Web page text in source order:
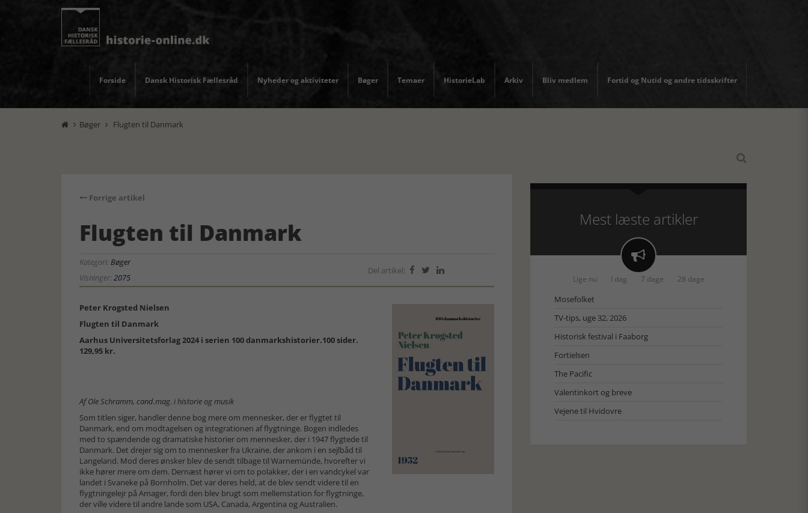
Forside Dansk Historisk Fællesråd Nyheder og aktiviteter Bøger Temaer HistorieLab Arkiv Bliv medlem Fortid og Nutid og andre tidsskrifter
 Bøger  Flugten til Danmark

Forrige artikel
Flugten til Danmark
Kategori:Bøger
Visninger:2075
Del artikel:   
Peter Krogsted Nielsen
Flugten til Danmark
Aarhus Universitetsforlag 2024 i serien 100 danmarkshistorier.100 sider.
129,95 kr.
Af Ole Schramm, cand.mag. i historie og musik
Som titlen siger, handler denne bog mere om mennesker, der er flygtet til
Danmark, end om modtagelsen og integrationen af flygtninge. Bogen indledes
med to spændende og dramatiske historier om mennesker, der i 1947 flygtede til
Danmark. Det drejer sig om to mennesker fra Ukraine, der ankom i en sejlbåd til
Langeland. Mod deres ønsker blev de sendt tilbage til Warnemünde, hvorefter vi
ikke hører mere om dem. Dernæst hører vi om to polakker, der i en vandcykel var
landet i Svaneke på Bornholm. Det var deres held, at de blev sendt videre til en
flygtningelejr på Amager, fordi den blev brugt som mellemstation for flygtninge,
der ville videre til andre lande som USA, Canada, Argentina og Australien.
Mest læste artikler

Lige nu I dag 7 dage 28 dage
Mosefolket
TV-tips, uge 32, 2026
Historisk festival i Faaborg
Fortielsen
The Pacific
Valentinkort og breve
Vejene til Hvidovre